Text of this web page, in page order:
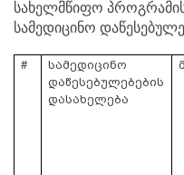
სახელმწიფო
სამედიცინო
#
სამედიცინო
დაწესებულებების
დასახელება